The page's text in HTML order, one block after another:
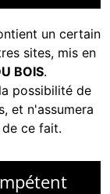
un certain
sites, mis en
BOIS.
possibilité de
et n'assumera
ce fait.